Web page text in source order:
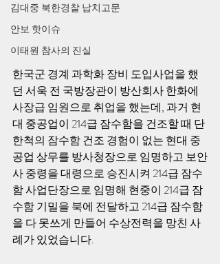
김대중 북한경찰 납치고문
안보 핫이슈
이태원 참사의 진실
한국군 경계 과학화 장비 도입사업을 했
던 서욱 전 국방장관이 방산회사 한화에
사장급 임원으로 취업을 했는데, 과거 현
대 중공업이 214급 잠수함을 건조할 때 단
한척의 잠수함 건조 경험이 없는 현대 중
공업 상무를 방사청장으로 임명하고 보안
사 중령을 대령으로 승진시켜 214급 잠수
함 사업단장으로 임명해 현중이 214급 잠
수함 기밀을 북에 전달하고 214급 잠수함
을 다 못쓰게 만들어 수상전력을 망친 사
례가 있었습니다.